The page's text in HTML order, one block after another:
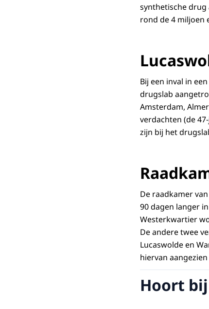
synthetische
rond de 4 miljoen
Bij een inval in
drugslab
Amsterdam,
verdachten (de
zijn bij het
De raadkamer
90 dagen langer
Westerkwartier
De andere twee
Lucaswolde en
hiervan
Hoort bij